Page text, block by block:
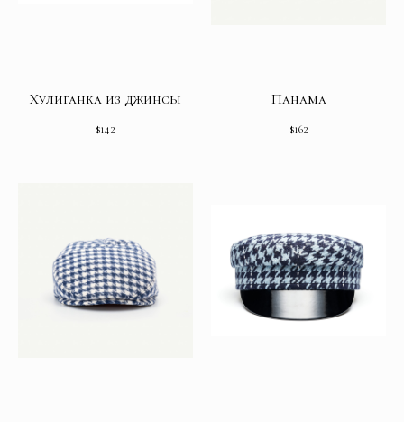
Хулиганка из джинсы
$142
Панама
$162